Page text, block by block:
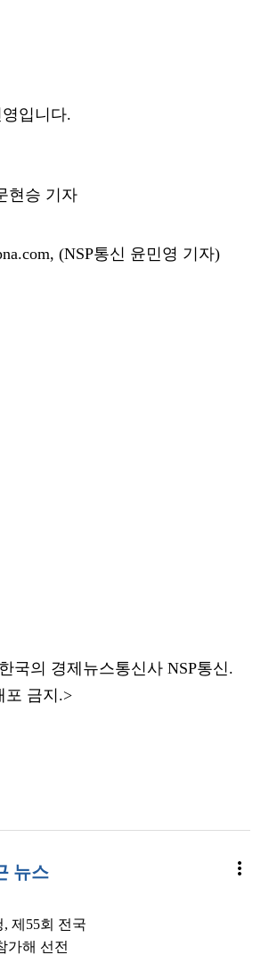
입니다.
현승 기자
(NSP통신 윤민영 기자)
국의 경제뉴스통신사 NSP통신.
포 금지.>
뉴스 more_vert
제55회 전국
가해 선전